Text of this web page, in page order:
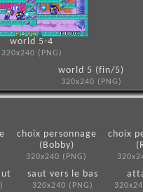
world 5-4
320x240 (PNG)
world 5 (fin/5)
320x240 (PNG)
choix personnage
(Bobby)
320x240 (PNG)
choix
saut vers le bas
320x240 (PNG)